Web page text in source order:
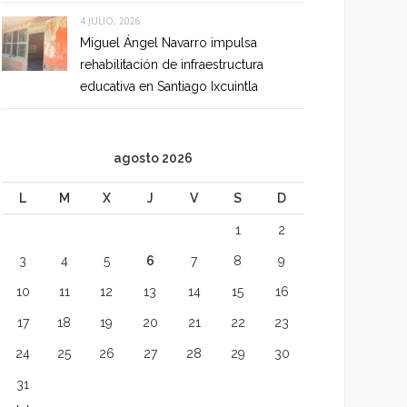
4 JULIO, 2026
Miguel Ángel Navarro impulsa
rehabilitación de infraestructura
educativa en Santiago Ixcuintla
agosto 2026
L M X J V S D
1 2
3 4 5 6 7 8 9
10 11 12 13 14 15 16
17 18 19 20 21 22 23
24 25 26 27 28 29 30
31